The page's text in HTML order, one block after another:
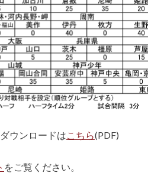
ウンロードはこちら(PDF)
をご覧ください。